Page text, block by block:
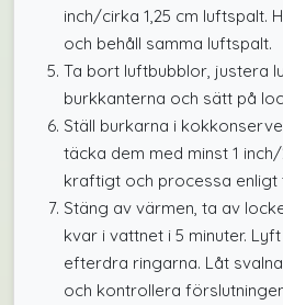
inch/cirka 1,25 cm luftspalt.
och behåll samma luftspalt.
Ta bort luftbubblor, justera
burkkanterna och sätt på
Ställ burkarna i
täcka dem med minst 1
kraftigt och processa enligt
Stäng av värmen, ta av
kvar i vattnet i 5 minuter.
efterdra ringarna. Låt
och kontrollera